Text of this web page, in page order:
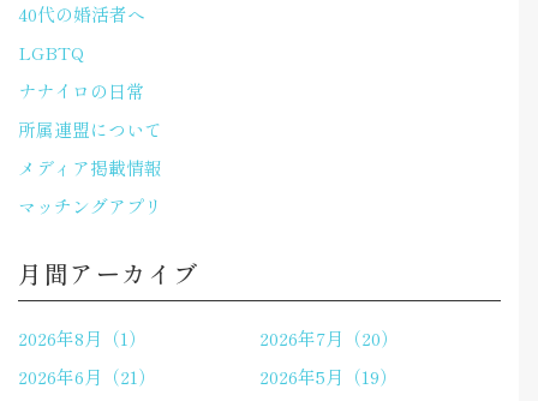
40代の婚活者へ
LGBTQ
ナナイロの日常
所属連盟について
メディア掲載情報
マッチングアプリ
月間アーカイブ
2026年8月（1）
2026年7月（20）
2026年6月（21）
2026年5月（19）